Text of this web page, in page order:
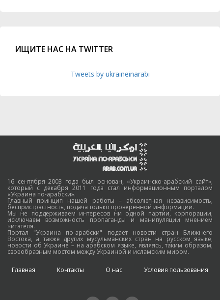
ИЩИТЕ НАС НА TWITTER
Tweets by ukraineinarabi
16 сентября 2003 года был основан, «Украинско-арабский сайт»,
который с декабря 2011 года стал информационным порталом
«Украина по-арабски».
Главный принцип нашей работы – абсолютная независимость,
беспристрастность, подача только проверенной информации.
Мы не поддерживаем интересов ни одной партии, корпорации,
исключаем возможность пропаганды и манипуляции мнением
читателя.
Портал "Украина по-арабски" подает новости стран Ближнего
Востока, а также других мусульманских стран на русском языке,
новости об Украине – на арабском языке, являясь, таким образом,
своеобразным мостом между Украиной и исламским миром.
Главная Контакты О нас Условия пользования